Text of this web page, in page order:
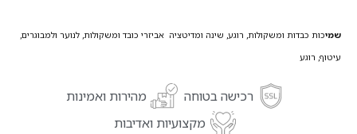
שמיכות כבדות ומשקולות, רוגע, שינה ומדיטציה אביזרי כובד ומשקולות, לנוער ולמבוגרים,
עיטוף, רוגע
רכישה בטוחה
מהירות ואמינות
מקצועיות ואדיבות